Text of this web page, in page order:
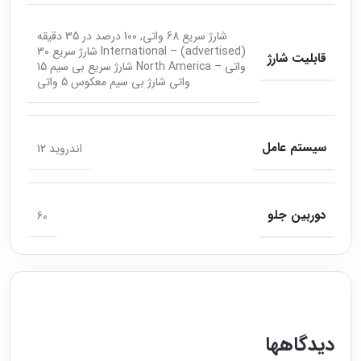
دیدگاهها
قابلیت شارژ
شارژ سریع 68 واتی, 100 درصد در 35 دقیقه
(advertised) – International شارژ سریع 30
واتی – North America شارژ سریع بی سیم 15
واتی شارژ بی سیم معکوس 5 واتی
سیستم عامل اندروید 12
دوربین جلو 60